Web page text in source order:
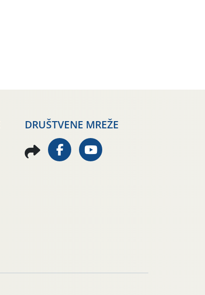
DRUŠTVENE MREŽE